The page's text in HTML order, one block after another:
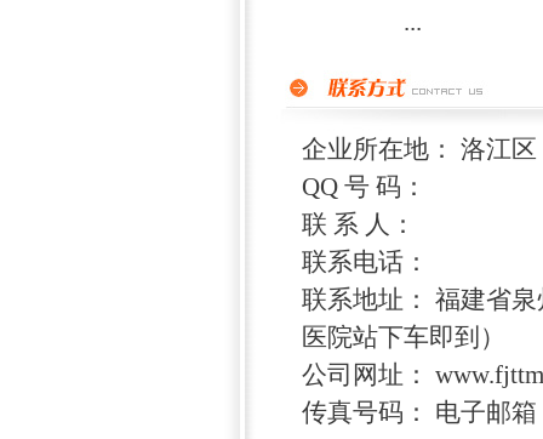
...
企业所在地： 洛江区
QQ 号 码：
联 系 人：
联系电话：
联系地址： 福建省
医院站下车即到）
公司网址：
传真号码： 电子邮箱